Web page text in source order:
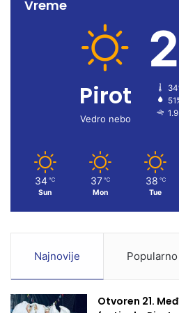
b
o
o
k
Vreme
Pirot
Vedro nebo
34 ℃
Sun
37 ℃
Mon
38 ℃
Tue
Najnovije Popularno
Otvoren 21.